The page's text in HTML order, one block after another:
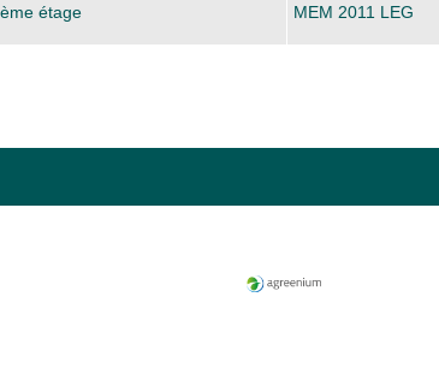
étage MEM 2011 LEG